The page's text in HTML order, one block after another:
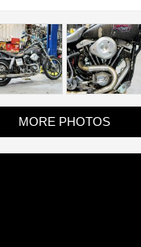
MORE PHOTOS